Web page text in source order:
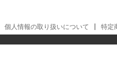
個人情報の取り扱いについて 特定